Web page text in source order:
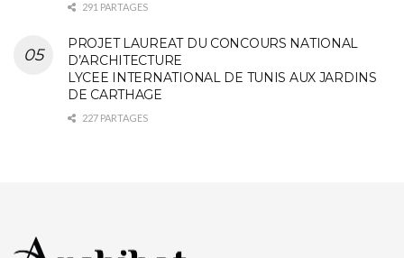
291 PARTAGES
PROJET LAUREAT DU CONCOURS NATIONAL
D’ARCHITECTURE
LYCEE INTERNATIONAL DE TUNIS AUX JARDINS
DE CARTHAGE
227 PARTAGES